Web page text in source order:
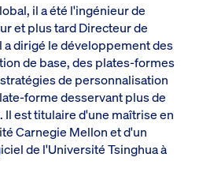
il a été l'ingénieur de
et plus tard Directeur de
a dirigé le développement des
de base, des plates-formes
de personnalisation
forme desservant plus de
est titulaire d'une maîtrise en
Carnegie Mellon et d'un
de l'Université Tsinghua à